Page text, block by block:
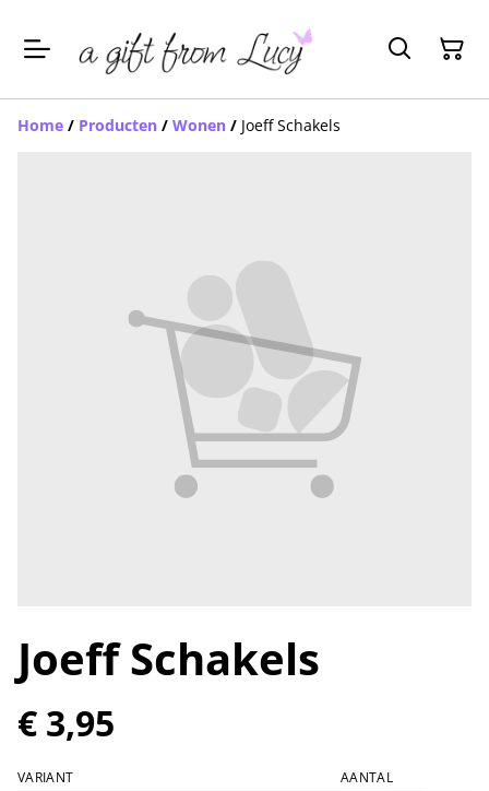
Home / Producten / Wonen / Joeff Schakels
Joeff Schakels
€ 3,95
VARIANT AANTAL